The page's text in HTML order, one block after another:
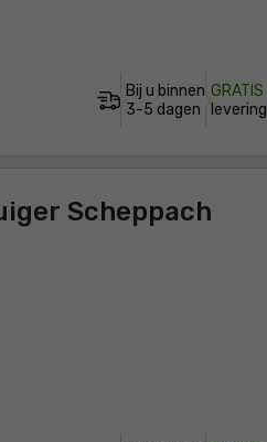
Bij u binnen
3-5 dagen
GRATIS
levering
Scheppach